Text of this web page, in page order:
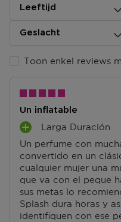
Leeftijd
Geslacht
Toon enkel reviews
Un inflatable
Un perfume con
convertido en un
cualquier mujer una
que va con el peque
sus metas lo
Splash dura horas y
identifiquen con ese
P
L
U
S
P
U
N
T
Larga Duración